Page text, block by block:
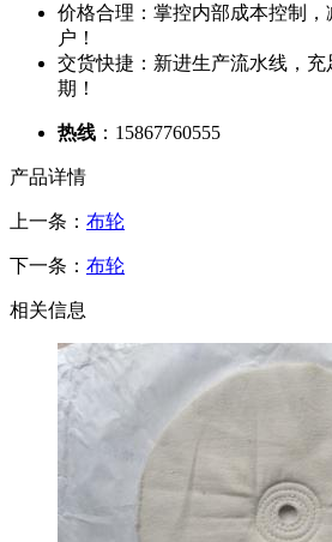
价格合理：掌控内部成本控制
户！
交货快捷：新进生产流水线，
期！
热线 ：15867760555
产品详情
上一条： 布轮
下一条： 布轮
相关信息